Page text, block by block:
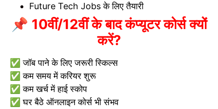
Future Tech Jobs के लिए तैयारी
📌 10वीं/12वीं के बाद कंप्यूटर कोर्स क्यों
करें?
✅ जॉब पाने के लिए जरूरी स्किल्स
✅ कम समय में करियर शुरू
✅ कम खर्च में हाई स्कोप
✅ घर बैठे ऑनलाइन कोर्स भी संभव